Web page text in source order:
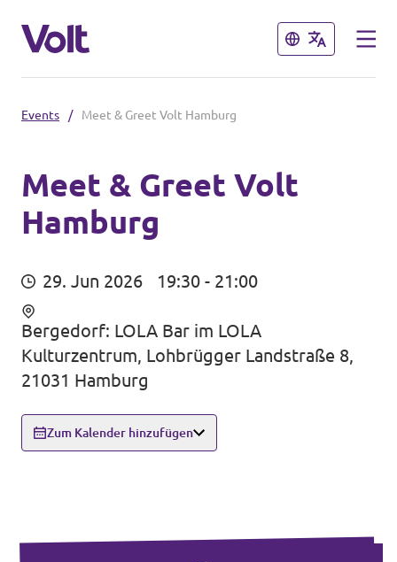
Schließen
Volt in Deutschland
Website
Volt in deinem Bundesland
Schließen
Programm
Menschen
Neuigkeiten
Unsere Events
Events / Meet & Greet Volt Hamburg
Meet & Greet Volt
Hamburg
29. Jun 2026 19:30 - 21:00
Bergedorf: LOLA Bar im LOLA
Kulturzentrum, Lohbrügger Landstraße 8,
21031 Hamburg
Zum Kalender hinzufügen